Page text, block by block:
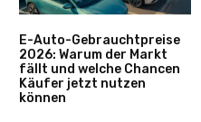
E-Auto-Gebrauchtpreise
2026: Warum der Markt
fällt und welche Chancen
Käufer jetzt nutzen
können